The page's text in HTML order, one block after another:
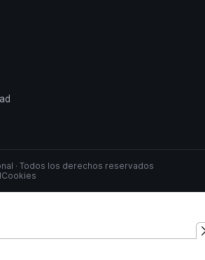
· Todos los derechos reservados
Cookies